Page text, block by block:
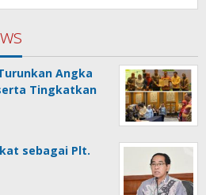
Angka
Tingkatkan
sebagai Plt.